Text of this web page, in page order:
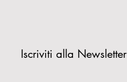
Iscriviti alla Newsletter